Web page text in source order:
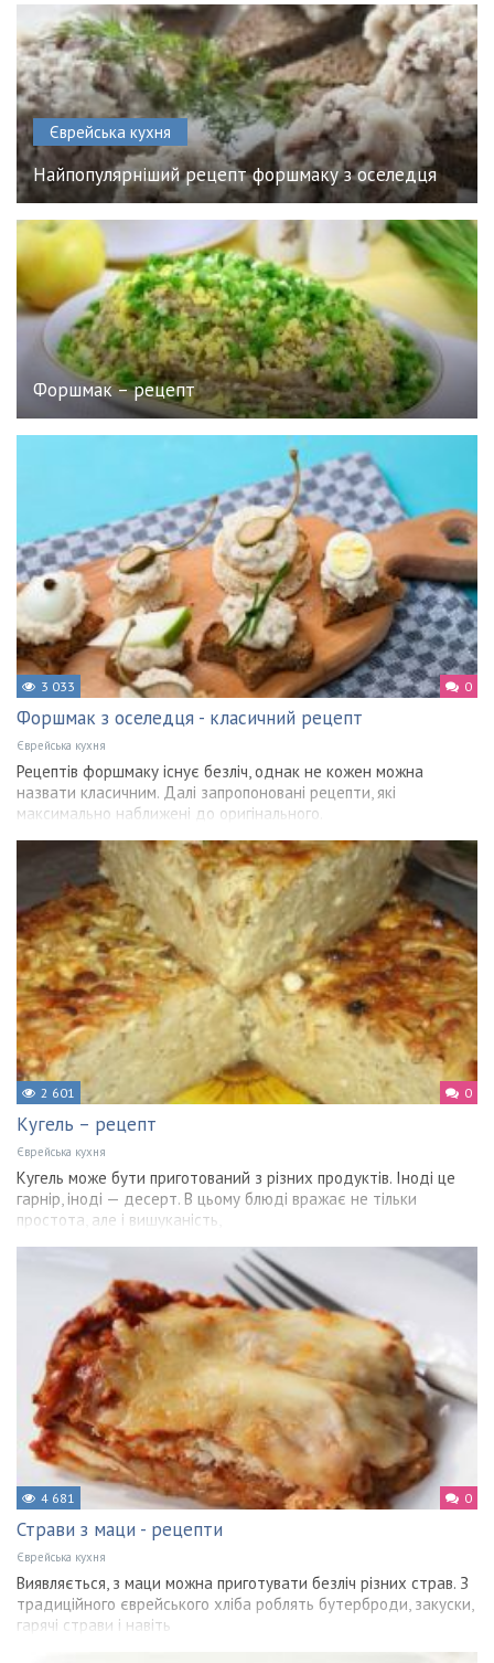
Єврейська кухня
Найпопулярніший рецепт форшмаку з оселедця
Форшмак – рецепт
3 033 0
Форшмак з оселедця - класичний рецепт
Єврейська кухня
Рецептів форшмаку існує безліч, однак не кожен можна
назвати класичним. Далі запропоновані рецепти, які
максимально наближені до оригінального.
2 601 0
Кугель – рецепт
Єврейська кухня
Кугель може бути приготований з різних продуктів. Іноді це
гарнір, іноді — десерт. В цьому блюді вражає не тільки
простота, але і вишуканість,
4 681 0
Страви з маци - рецепти
Єврейська кухня
Виявляється, з маци можна приготувати безліч різних страв. З
традиційного єврейського хліба роблять бутерброди, закуски,
гарячі страви і навіть